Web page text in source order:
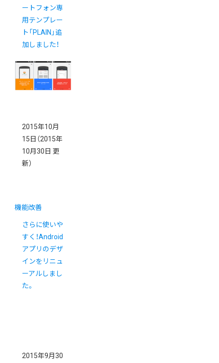
ートフォン専
用テンプレー
ト「PLAIN」追
加しました！
2015年10月
15日 （2015年
10月30日 更
新）
機能改善
さらに使いや
すく！Android
アプリのデザ
インをリニュ
ーアルしまし
た。
2015年9月30